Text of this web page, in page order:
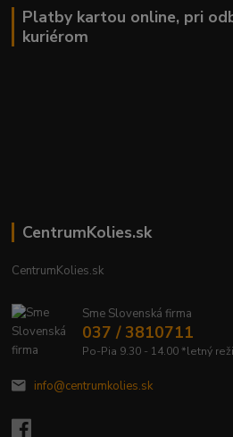
Platby kartou online, pri
kuriérom
CentrumKolies.sk
CentrumKolies.sk
Sme Slovenská firma
037 / 3810711
Po-Pia 9.30 - 14.00 *letný
info@centrumkolies.sk